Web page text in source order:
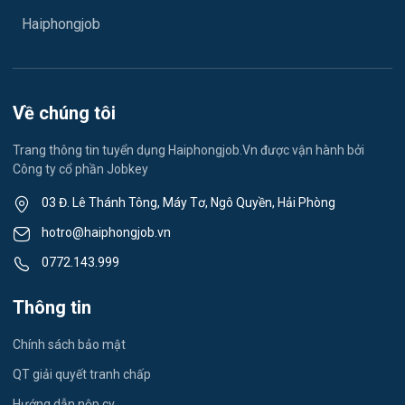
May mặc
Lái xe
Tiếng Nhật
Du lịch
Công nhân
Việc làm Hải Dương
Việc làm Nam Đồng
Việc làm Tân Hưng
Việc làm Ái Quốc
Việc làm Chu Văn An
Haiphongjob
Về chúng tôi
Trang thông tin tuyển dụng Haiphongjob.Vn được vận hành bởi
Công ty cổ phần Jobkey
03 Đ. Lê Thánh Tông, Máy Tơ, Ngô Quyền, Hải Phòng
hotro@haiphongjob.vn
0772.143.999
Thông tin
Chính sách bảo mật
QT giải quyết tranh chấp